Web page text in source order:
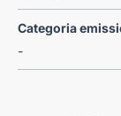
Categoria
-